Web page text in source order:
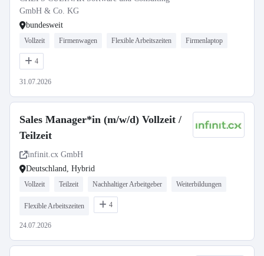
GmbH & Co. KG
bundesweit
Vollzeit Firmenwagen Flexible Arbeitszeiten Firmenlaptop
4
31.07.2026
Sales Manager*in (m/w/d) Vollzeit /
Teilzeit
infinit.cx GmbH
Deutschland, Hybrid
Vollzeit Teilzeit Nachhaltiger Arbeitgeber Weiterbildungen
Flexible Arbeitszeiten 4
24.07.2026